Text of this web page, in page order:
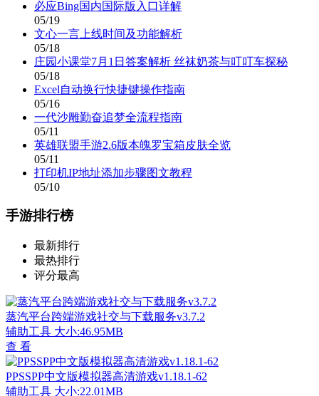
必应Bing国内国际版入口详解
05/19
文心一言上线时间及功能解析
05/18
庄园小课堂7月1日答案解析 丝袜奶茶与叮叮车探秘
05/18
Excel自动换行快捷键操作指南
05/16
一代沙雕勤奋追梦全流程指南
05/11
英雄联盟手游2.6版本魄罗宝箱皮肤全览
05/11
打印机IP地址添加步骤图文教程
05/10
手游排行榜
最新排行
最热排行
评分最高
蒸汽平台跨端游戏社交与下载服务v3.7.2
辅助工具 大小:46.95MB
查 看
PPSSPP中文版模拟器高清游戏v1.18.1-62
辅助工具 大小:22.01MB